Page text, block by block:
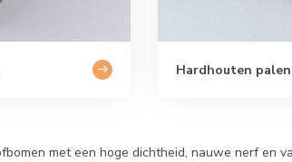
Hardhouten palen
met een hoge dichtheid, nauwe nerf en